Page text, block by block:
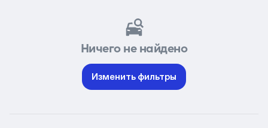
Ничего не найдено
Изменить фильтры